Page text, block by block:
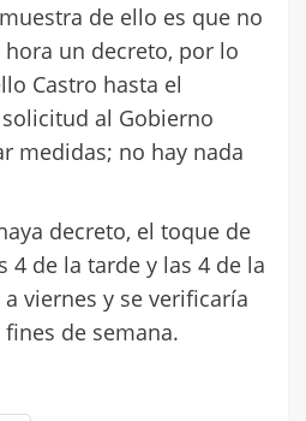
de ello es que no
un decreto, por lo
Castro hasta el
al Gobierno
medidas; no hay nada
decreto, el toque de
4 de la tarde y las 4 de la
viernes y se verificaría
de semana.